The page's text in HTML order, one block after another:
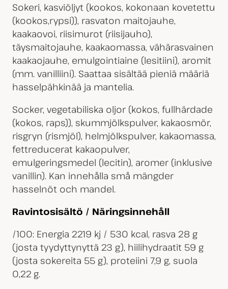
Sokeri, kasviöljyt (kookos, kokonaan kovetettu
(kookos,rypsi)), rasvaton maitojauhe,
kaakaovoi, riisimurot (riisijauho),
täysmaitojauhe, kaakaomassa, vähärasvainen
kaakaojauhe, emulgointiaine (lesitiini), aromit
(mm. vanilliini). Saattaa sisältää pieniä määriä
hasselpähkinää ja mantelia.
Socker, vegetabiliska oljor (kokos, fullhärdade
(kokos, raps)), skummjölkspulver, kakaosmör,
risgryn (rismjöl), helmjölkspulver, kakaomassa,
fettreducerat kakaopulver,
emulgeringsmedel (lecitin), aromer (inklusive
vanillin). Kan innehålla små mängder
hasselnöt och mandel.
Ravintosisältö / Näringsinnehåll
/100: Energia 2219 kj / 530 kcal, rasva 28 g
(josta tyydyttynyttä 23 g), hiilihydraatit 59 g
(josta sokereita 55 g), proteiini 7,9 g, suola
0,22 g.